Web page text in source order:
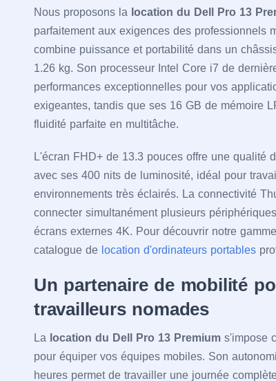
Nous proposons la location du Dell Pro 13
parfaitement aux exigences des professionnels
combine puissance et portabilité dans un
1.26 kg. Son processeur Intel Core i7 de
performances exceptionnelles pour vos
exigeantes, tandis que ses 16 GB de mémoire
fluidité parfaite en multitâche.
L'écran FHD+ de 13.3 pouces offre une qualité
avec ses 400 nits de luminosité, idéal pour
environnements très éclairés. La connectivité
connecter simultanément plusieurs
écrans externes 4K. Pour découvrir notre
catalogue de location d'ordinateurs portables
Un partenaire de mobilité
travailleurs nomades
La location du Dell Pro 13 Premium s'impose
pour équiper vos équipes mobiles. Son
heures permet de travailler une journée